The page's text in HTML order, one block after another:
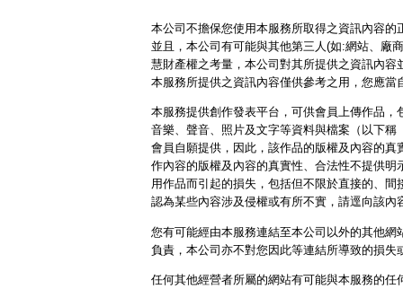
本公司不擔保您使用本服務所取得之資訊內容
並且，本公司有可能與其他第三人(如:網站、廠
慧財產權之考量，本公司對其所提供之資訊內
本服務所提供之資訊內容僅供參考之用，您應
本服務提供創作發表平台，可供會員上傳作品
音樂、聲音、照片及文字等資料與檔案（以下
會員自願提供，因此，該作品的版權及內容的
作內容的版權及內容的真實性、合法性不提供
用作品而引起的損失，包括但不限於直接的、
認為某些內容涉及侵權或有所不實，請逕向該
您有可能經由本服務連結至本公司以外的其他
負責，本公司亦不對您因此等連結所導致的損失
任何其他經營者所屬的網站有可能與本服務的